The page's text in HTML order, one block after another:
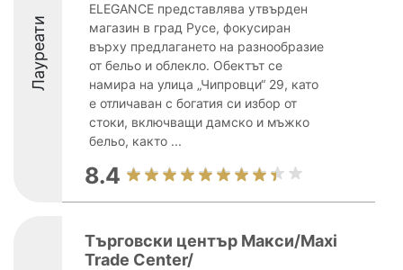
Лауреати
ELEGANCE представлява утвърден
магазин в град Русе, фокусиран
върху предлагането на разнообразие
от бельо и облекло. Обектът се
намира на улица „Чипровци“ 29, като
е отличаван с богатия си избор от
стоки, включващи дамско и мъжко
бельо, както ...
8.4
Търговски център Макси/Maxi
Trade Center/